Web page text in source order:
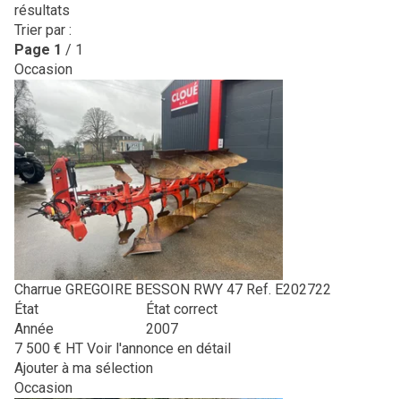
résultats
Trier par :
Page 1 / 1
Occasion
Charrue GREGOIRE BESSON RWY 47 Ref. E202722
État
État correct
Année
2007
7 500 € HT Voir l'annonce en détail
Ajouter à ma sélection
Occasion